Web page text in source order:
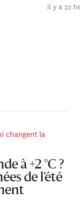
il y a 22
changent la
à +2 °C ?
de l’été